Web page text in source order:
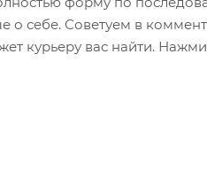
о себе. Советуем в
курьеру вас найти.